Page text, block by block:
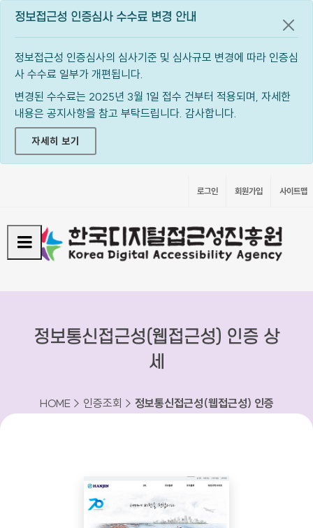
정보접근성 인증심사 수수료 변경 안내
정보접근성 인증심사의 심사기준 및 심사규모 변경에 따라 인증심
사 수수료 일부가 개편됩니다.
변경된 수수료는 2025년 3월 1일 접수 건부터 적용되며, 자세한
내용은 공지사항을 참고 부탁드립니다. 감사합니다.
자세히 보기
공지
로그인 회원가입 사이트맵
정보통신접근성(웹접근성) 인증 상
세
HOME > 인증조회 > 정보통신접근성(웹접근성) 인증